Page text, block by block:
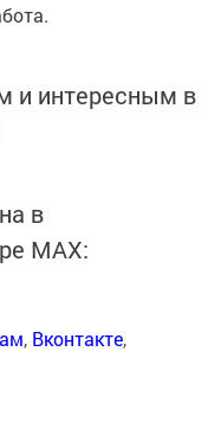
и интересным в
в
MАХ:
, Вконтакте,